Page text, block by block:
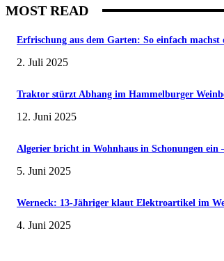
MOST READ
Erfrischung aus dem Garten: So einfach
2. Juli 2025
Traktor stürzt Abhang im Hammelburger
12. Juni 2025
Algerier bricht in Wohnhaus in Schonungen ein
5. Juni 2025
Werneck: 13-Jähriger klaut Elektroartikel im
4. Juni 2025